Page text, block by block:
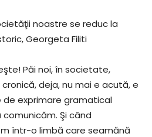
noastre se reduc la
Georgeta Filiti
Păi noi, în societate,
deja, nu mai e acută, e
exprimare gramatical
Şi când
într-o limbă care seamănă